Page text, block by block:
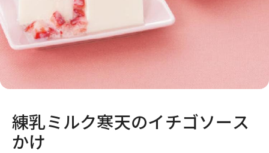
練乳ミルク寒天のイチゴソース
かけ